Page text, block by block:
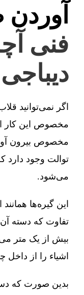
آوردن
فنی
دیباجی
اگر نمی‌توانید
مخصوص این کار
مخصوص بیرون
توالت وجود دارد
می‌شود.
این گیره‌ها
تفاوت که دسته
بیش از یک متر
اشیاء را از داخل
بدین صورت که